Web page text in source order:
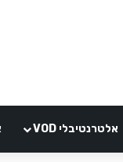
אלטרנטיבלי VOD